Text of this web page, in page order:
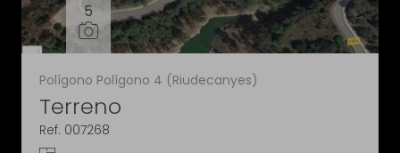
5
Polígono Polígono 4 (Riudecanyes)
Terreno
Ref. 007268